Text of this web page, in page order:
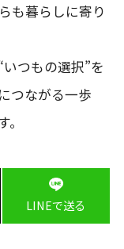
も暮らしに寄り
つもの選択”を
つながる一歩
LINEで送る